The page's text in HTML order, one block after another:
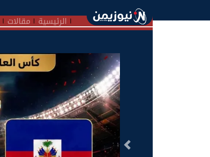
الرئيسية مقالات
السابق